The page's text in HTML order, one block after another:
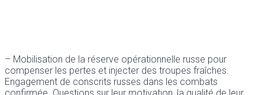
– Mobilisation de la réserve opérationnelle russe pour
compenser les pertes et injecter des troupes fraîches.
Engagement de conscrits russes dans les combats
confirmée. Questions sur leur motivation, la qualité de leur